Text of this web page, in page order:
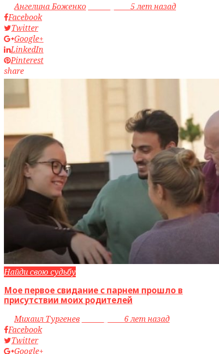
byАнгелина Боженко
5 лет назад
Facebook
Twitter
Google+
LinkedIn
Pinterest
share
Найди свою судьбу
Мое первое свидание с парнем прошло в
присутствии моих родителей
byМихаил Тургенев
6 лет назад
Facebook
Twitter
Google+